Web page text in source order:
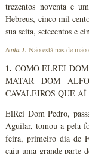
trezentos noventa e
Hebreus, cinco mil
sua seita, setecentos e
Nota 1. Não está nas de
1. COMO ELREI
MATAR DOM
CAVALEIROS QUE AÍ
ElRei Dom Pedro,
Aguilar, tomou-a pela
feira, primeiro dia de
caiu uma grande parte